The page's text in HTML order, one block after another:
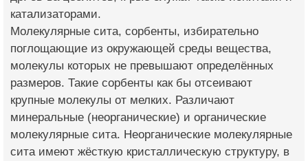
катализаторами.
Молекулярные сита, сорбенты, избирательно
поглощающие из окружающей среды вещества,
молекулы которых не превышают определённых
размеров. Такие сорбенты как бы отсеивают
крупные молекулы от мелких. Различают
минеральные (неорганические) и органические
молекулярные сита. Неорганические молекулярные
сита имеют жёсткую кристаллическую структуру, в